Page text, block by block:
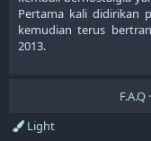
Pertama kali didirikan
kemudian terus
2013.
F.A.Q
Light